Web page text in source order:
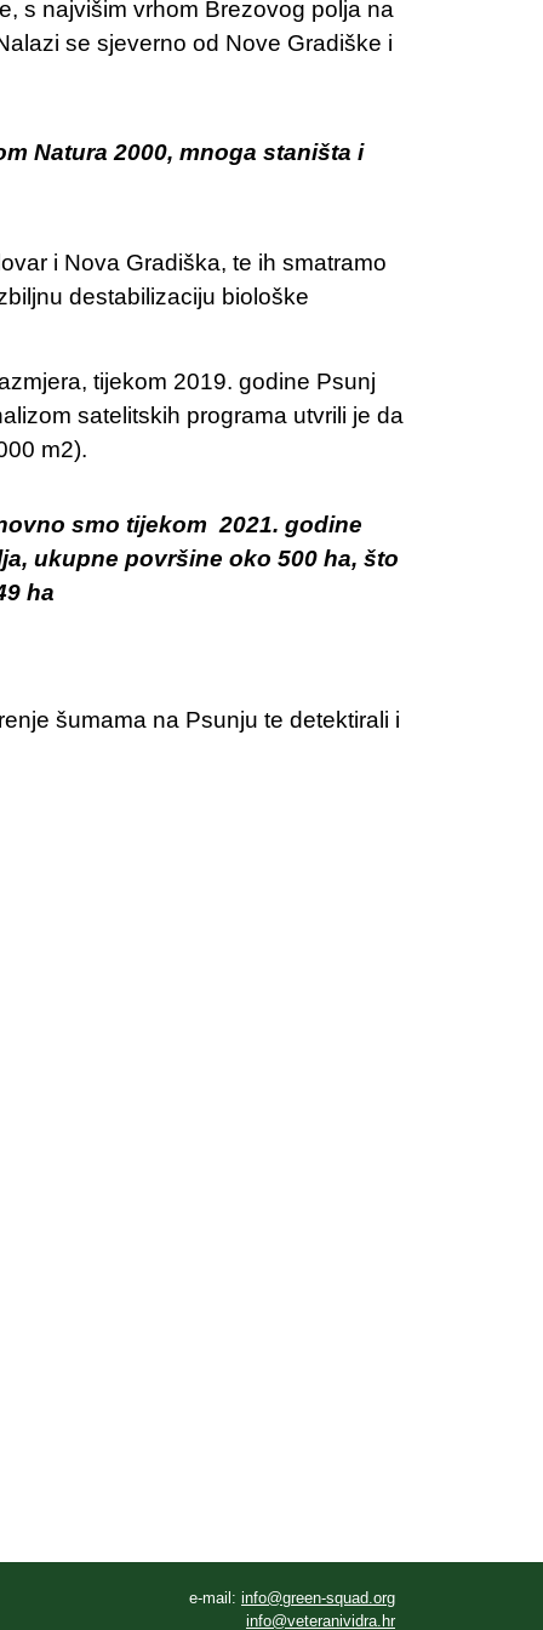
s najvišim vrhom Brezovog polja na
se sjeverno od Nove Gradiške i
Natura 2000, mnoga staništa i
i Nova Gradiška, te ih smatramo
destabilizaciju biološke
tijekom 2019. godine Psunj
satelitskih programa utvrili je da
m2).
smo tijekom 2021. godine
ukupne površine oko 500 ha, što
ha
šumama na Psunju te detektirali i
e-mail: info@green-squad.org
info@veteranividra.hr